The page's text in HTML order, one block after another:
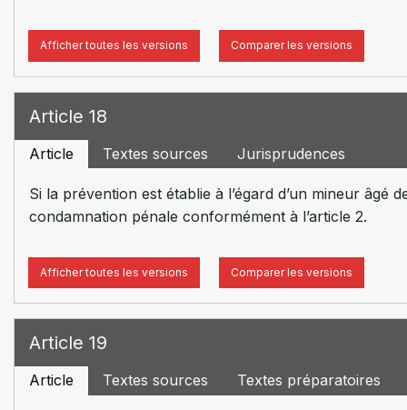
Afficher toutes les versions Comparer les versions
Article 18
Article Textes sources Jurisprudences
Si la prévention est établie à l’égard d’un mineur âgé
condamnation pénale conformément à l’article 2.
Afficher toutes les versions Comparer les versions
Article 19
Article Textes sources Textes préparatoires